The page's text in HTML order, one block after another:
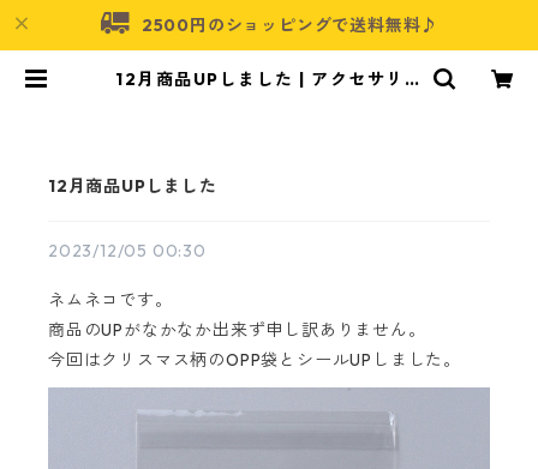
2500円のショッピングで送料無料♪
12月商品UPしました | アクセサリー
12月商品UPしました
2023/12/05 00:30
ネムネコです。
商品のUPがなかなか出来ず申し訳ありません。
今回はクリスマス柄のOPP袋とシールUPしました。